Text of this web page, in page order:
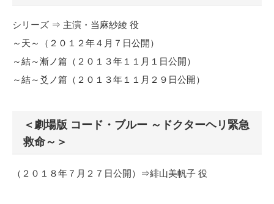
シリーズ ⇒ 主演・当麻紗綾 役
～天～（２０１２年４月７日公開）
～結～漸ノ篇（２０１３年１１月１日公開）
～結～爻ノ篇（２０１３年１１月２９日公開）
＜劇場版 コード・ブルー ～ドクターヘリ緊急
救命～＞
（２０１８年７月２７日公開）⇒緋山美帆子 役